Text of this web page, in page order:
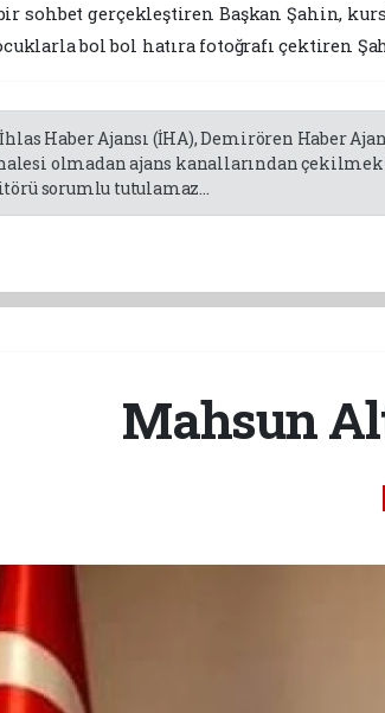
sohbet gerçekleştiren Başkan Şahin,
bol bol hatıra fotoğrafı çektiren
İhlas Haber Ajansı (İHA), Demirören Haber
olmadan ajans kanallarından
sorumlu tutulamaz...
Mahsun